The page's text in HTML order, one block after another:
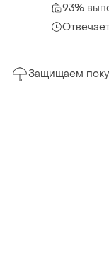
93%
Защищаем